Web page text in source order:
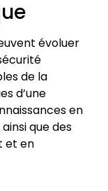
évoluer
de la
d’une
en
que des
et en